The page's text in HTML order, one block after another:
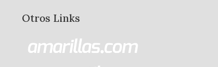
Otros Links